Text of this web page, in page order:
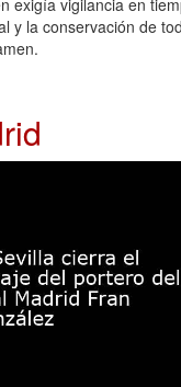
y la conservación de